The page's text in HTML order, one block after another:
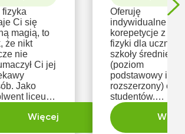
Ci się
magią, to
że nikt
nie
Ci jej
Jako
liceum
w
i
z
Więcej
Oferuję
indywidualne
korepetycje z
fizyki dla uczniów
szkoły średniej
(poziom
podstawowy i
rozszerzony) oraz
studentów.
Jestem
absolwentem
studiów